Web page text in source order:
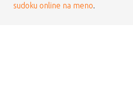
sudoku online na meno